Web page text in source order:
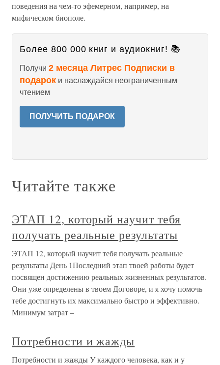
поведения на чем-то эфемерном, например, на
мифическом биополе.
Более 800 000 книг и аудиокниг! 📚
Получи 2 месяца Литрес Подписки в
подарок и наслаждайся неограниченным
чтением
ПОЛУЧИТЬ ПОДАРОК
Читайте также
ЭТАП 12, который научит тебя
получать реальные результаты
ЭТАП 12, который научит тебя получать реальные
результаты День 1Последний этап твоей работы будет
посвящен достижению реальных жизненных результатов.
Они уже определены в твоем Договоре, и я хочу помочь
тебе достигнуть их максимально быстро и эффективно.
Минимум затрат –
Потребности и жажды
Потребности и жажды У каждого человека, как и у